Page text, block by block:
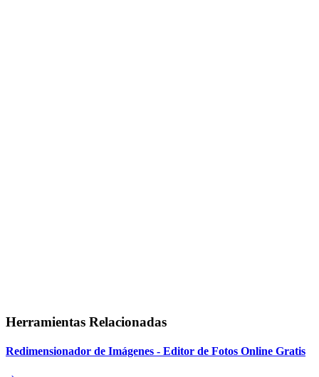
Herramientas Relacionadas
Redimensionador de Imágenes - Editor de Fotos Online Gratis